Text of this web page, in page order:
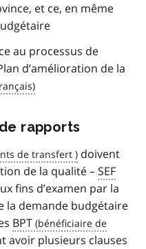
et ce, en même
au processus de
d’amélioration de la
rapports
doivent
de la qualité –SEF
fins d’examen par la
la demande budgétaire
BPT
avoir plusieurs clauses